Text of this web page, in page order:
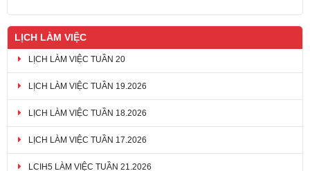
LỊCH LÀM VIỆC
LỊCH LÀM VIỆC TUẦN 20
LỊCH LÀM VIỆC TUẦN 19.2026
LỊCH LÀM VIỆC TUẦN 18.2026
LỊCH LÀM VIỆC TUẦN 17.2026
LCIH5 LÀM VIỆC TUẦN 21.2026